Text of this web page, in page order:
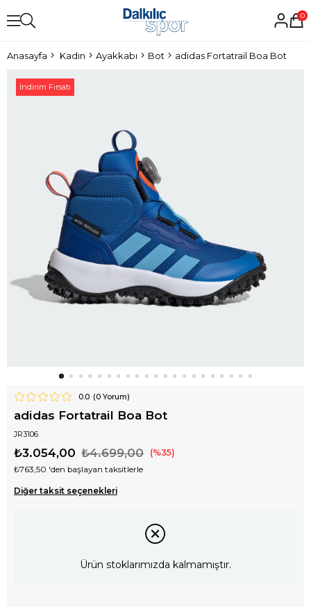
0
Anasayfa Kadın Ayakkabı Bot adidas Fortatrail Boa Bot
İndirim Fırsatı
0.0 (0Yorum)
adidas Fortatrail Boa Bot
JR3106
₺4.699,00
₺3.054,00 35
₺763,50 'den başlayan taksitlerle
Diğer taksit seçenekleri
Ürün stoklarımızda kalmamıştır.